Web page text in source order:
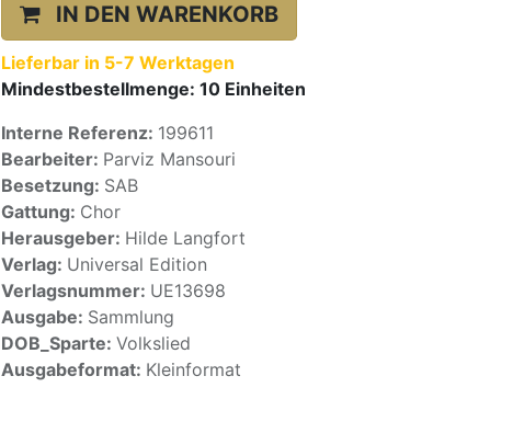
IN DEN WARENKORB
Lieferbar in 5-7 Werktagen
Mindestbestellmenge: 10 Einheiten
Interne Referenz: 199611
Bearbeiter: Parviz Mansouri
Besetzung: SAB
Gattung: Chor
Herausgeber: Hilde Langfort
Verlag: Universal Edition
Verlagsnummer: UE13698
Ausgabe: Sammlung
DOB_Sparte: Volkslied
Ausgabeformat: Kleinformat